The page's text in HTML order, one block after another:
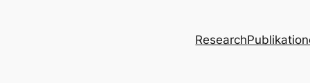
Research